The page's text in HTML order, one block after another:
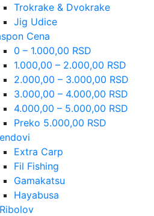
Trokrake & Dvokrake
Jig Udice
Cena
0 – 1.000,00 RSD
1.000,00 – 2.000,00 RSD
2.000,00 – 3.000,00 RSD
3.000,00 – 4.000,00 RSD
4.000,00 – 5.000,00 RSD
Preko 5.000,00 RSD
Extra Carp
Fil Fishing
Gamakatsu
Hayabusa